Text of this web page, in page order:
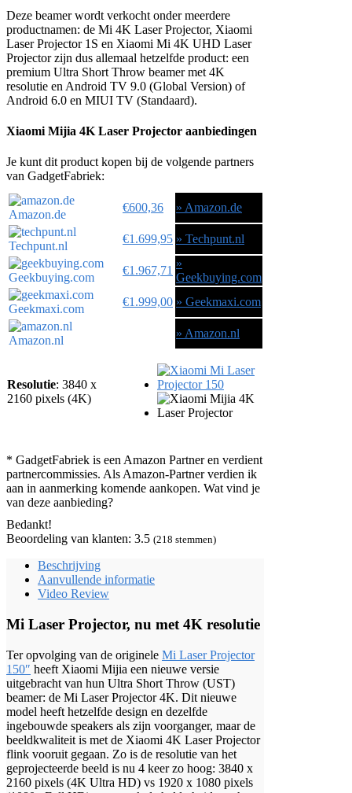
Deze beamer wordt verkocht onder meerdere
productnamen: de Mi 4K Laser Projector, Xiaomi
Laser Projector 1S en Xiaomi Mi 4K UHD Laser
Projector zijn dus allemaal hetzelfde product: een
premium Ultra Short Throw beamer met 4K
resolutie en Android TV 9.0 (Global Version) of
Android 6.0 en MIUI TV (Standaard).
Xiaomi Mijia 4K Laser Projector aanbiedingen
Je kunt dit product kopen bij de volgende partners
van GadgetFabriek:
Amazon.de
€600,36 » Amazon.de
Techpunt.nl
€1.699,95 » Techpunt.nl
Geekbuying.com
€1.967,71
»
Geekbuying.com
Geekmaxi.com
€1.999,00 » Geekmaxi.com
Amazon.nl
» Amazon.nl
Resolutie: 3840 x
2160 pixels (4K)
* GadgetFabriek is een Amazon Partner en verdient
partnercommissies. Als Amazon-Partner verdien ik
aan in aanmerking komende aankopen. Wat vind je
van deze aanbieding?
Bedankt!
Beoordeling van klanten: 3.5 (218 stemmen)
Beschrijving
Aanvullende informatie
Video Review
Mi Laser Projector, nu met 4K resolutie
Ter opvolging van de originele Mi Laser Projector
150″ heeft Xiaomi Mijia een nieuwe versie
uitgebracht van hun Ultra Short Throw (UST)
beamer: de Mi Laser Projector 4K. Dit nieuwe
model heeft hetzelfde design en dezelfde
ingebouwde speakers als zijn voorganger, maar de
beeldkwaliteit is met de Xiaomi 4K Laser Projector
flink vooruit gegaan. Zo is de resolutie van het
geprojecteerde beeld is nu 4 keer zo hoog: 3840 x
2160 pixels (4K Ultra HD) vs 1920 x 1080 pixels